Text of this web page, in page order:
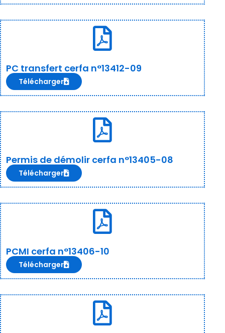
PC transfert cerfa n°13412-09
Télécharger
Permis de démolir cerfa n°13405-08
Télécharger
PCMI cerfa n°13406-10
Télécharger